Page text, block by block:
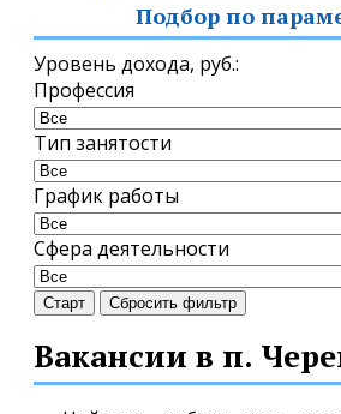
Подбор по
Уровень дохода, руб.:
Профессия
Тип занятости
График работы
Сфера деятельности
Старт Сбросить фильтр
Вакансии в п.